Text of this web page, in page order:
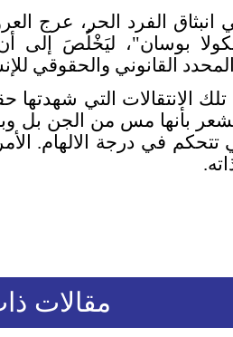
انبثاق الفرد الحر، عرج
بوسان"، ليَخْلُصَ إلى أن
القانوني والحقوقي
الانتقالات التي
بأنها مس من الجن بل
تتحكم في درجة الالهام.
مقالات